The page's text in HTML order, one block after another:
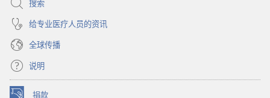
搜索
给专业医疗人员的资讯
全球传播
说明
捐款